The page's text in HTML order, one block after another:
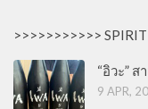
>>>>>>>>>>> SPIRIT
“อิวะ” ส
9 APR,